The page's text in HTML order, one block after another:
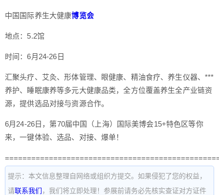
中国国际养生大健康博览会
地点：5.2馆
时间：6月24-26日
汇聚头疗、艾灸、形体管理、眼健康、精油食疗、养生仪器、***
养护、睡眠康养等多元大健康品类，全方位覆盖养生全产业链资
源，提供选品对接与资源合作。
6月24-26日，第70届中国（上海）国际美博会15+特色区等你
来，一键体验、选品、对接、爆单！
提示：本文信息整理自网络或组织方提交。如果侵犯了您的权益，
请联系我们 ，我们将立即处理！参展前请务必先核实查证对方证件